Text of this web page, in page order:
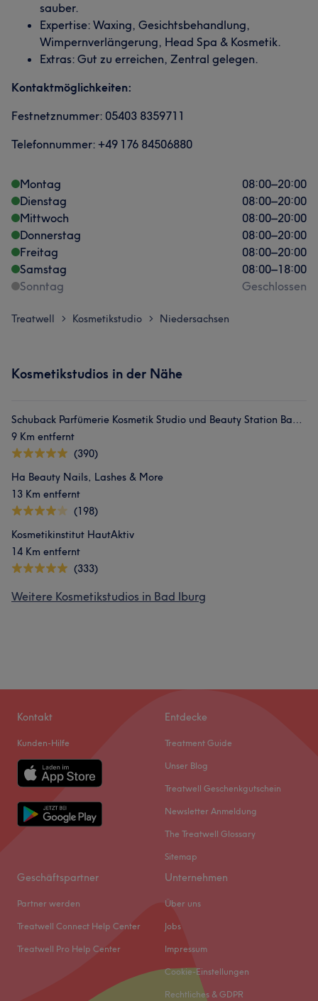
sauber.
Expertise: Waxing, Gesichtsbehandlung,
Wimpernverlängerung, Head Spa & Kosmetik.
Extras: Gut zu erreichen, Zentral gelegen.
Kontaktmöglichkeiten:
Festnetznummer: 05403 8359711
Telefonnummer: +49 176 84506880
Montag 08:00–20:00
Dienstag
08:00–20:00
Mittwoch
08:00–20:00
Donnerstag
08:00–20:00
Freitag
08:00–20:00
Samstag
08:00–18:00
Sonntag
Geschlossen
Treatwell > Kosmetikstudio > Niedersachsen
Kosmetikstudios in der Nähe
Schuback Parfümerie Kosmetik Studio und Beauty Station Bad Rothenfelde
9 Km entfernt
(390)
Ha Beauty Nails, Lashes & More
13 Km entfernt
(198)
Kosmetikinstitut HautAktiv
14 Km entfernt
(333)
Weitere Kosmetikstudios in Bad Iburg
Kontakt
Kunden-Hilfe
Entdecke
Treatment Guide
Unser Blog
Treatwell Geschenkgutschein
Newsletter Anmeldung
The Treatwell Glossary
Sitemap
Geschäftspartner
Partner werden
Treatwell Connect Help Center
Treatwell Pro Help Center
Unternehmen
Über uns
Jobs
Impressum
Cookie-Einstellungen
Rechtliches & GDPR